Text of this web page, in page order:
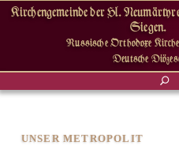
Kirchengemeinde der Hl.
Siegen.
Russische Orthodoxe
Deutsche
UNSER METROPOLIT